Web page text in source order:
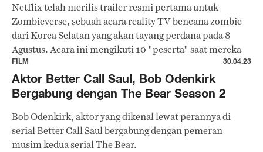
Netflix telah merilis trailer resmi pertama untuk
Zombieverse, sebuah acara reality TV bencana zombie
dari Korea Selatan yang akan tayang perdana pada 8
Agustus. Acara ini mengikuti 10 "peserta" saat mereka
berusaha melarikan diri dari Seoul yang dipenuhi oleh
zombie.
FILM 30.04.23
Aktor Better Call Saul, Bob Odenkirk
Bergabung dengan The Bear Season 2
Bob Odenkirk, aktor yang dikenal lewat perannya di
serial Better Call Saul bergabung dengan pemeran
musim kedua serial The Bear.